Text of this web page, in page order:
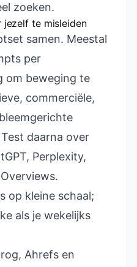
zoeken.
jezelf te misleiden
samen. Meestal
per
om beweging te
commerciële,
daarna over
Perplexity,
op kleine schaal;
als je wekelijks
Ahrefs en